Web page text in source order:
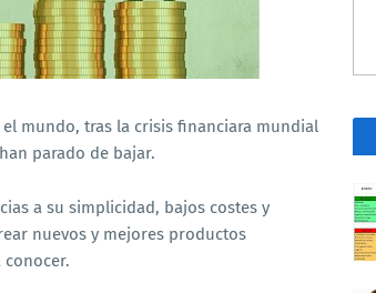
mundo, tras la crisis financiara mundial
parado de bajar.
a su simplicidad, bajos costes y
nuevos y mejores productos